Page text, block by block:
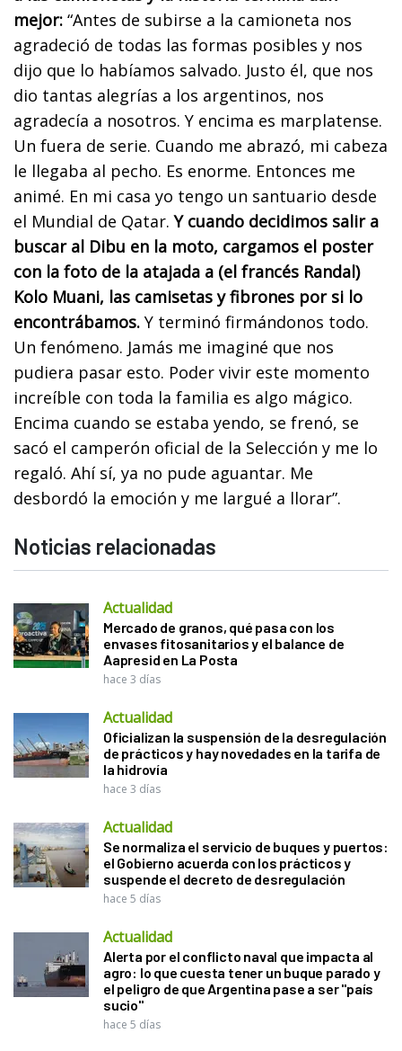
mejor: “Antes de subirse a la camioneta nos
agradeció de todas las formas posibles y nos
dijo que lo habíamos salvado. Justo él, que nos
dio tantas alegrías a los argentinos, nos
agradecía a nosotros. Y encima es marplatense.
Un fuera de serie. Cuando me abrazó, mi cabeza
le llegaba al pecho. Es enorme. Entonces me
animé. En mi casa yo tengo un santuario desde
el Mundial de Qatar.Y cuando decidimos salir a
buscar al Dibu en la moto, cargamos el poster
con la foto de la atajada a (el francés Randal)
Kolo Muani, las camisetas y fibrones por si lo
encontrábamos. Y terminó firmándonos todo.
Un fenómeno. Jamás me imaginé que nos
pudiera pasar esto. Poder vivir este momento
increíble con toda la familia es algo mágico.
Encima cuando se estaba yendo, se frenó, se
sacó el camperón oficial de la Selección y me lo
regaló. Ahí sí, ya no pude aguantar. Me
desbordó la emoción y me largué a llorar”.
Noticias relacionadas
Actualidad
Mercado de granos, qué pasa con los
envases fitosanitarios y el balance de
Aapresid en La Posta
hace 3 días
Actualidad
Oficializan la suspensión de la desregulación
de prácticos y hay novedades en la tarifa de
la hidrovía
hace 3 días
Actualidad
Se normaliza el servicio de buques y puertos:
el Gobierno acuerda con los prácticos y
suspende el decreto de desregulación
hace 5 días
Actualidad
Alerta por el conflicto naval que impacta al
agro: lo que cuesta tener un buque parado y
el peligro de que Argentina pase a ser "país
sucio"
hace 5 días